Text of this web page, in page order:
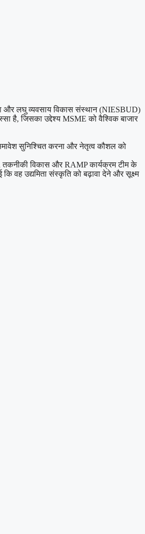
और लघु व्यवसाय विकास संस्थान (NIESBUD)
है, जिसका उद्देश्य MSME को वैश्विक बाजार
समावेश सुनिश्चित करना और नेतृत्व कौशल को
तकनीकी विकास और RAMP कार्यक्रम टीम के
वह उद्यमिता संस्कृति को बढ़ावा देने और सूक्ष्म